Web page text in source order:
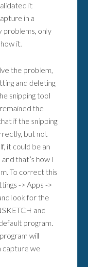
it
in a
problems, only
it.
the problem,
and deleting
snipping tool
the
if the snipping
but not
it could be an
that’s how I
To correct this
-> Apps ->
look for the
and
program.
will
capture we